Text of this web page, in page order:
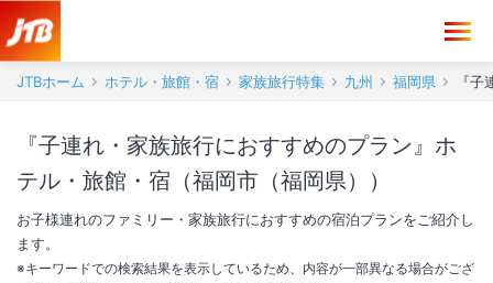
JTBホーム ホテル・旅館・宿 家族旅行特集 九州 福岡県 『
『子連れ・家族旅行におすすめのプラン』ホ
テル・旅館・宿（福岡市（福岡県））
お子様連れのファミリー・家族旅行におすすめの宿泊プランをご紹介し
ます。
※キーワードでの検索結果を表示しているため、内容が一部異なる場合がござ